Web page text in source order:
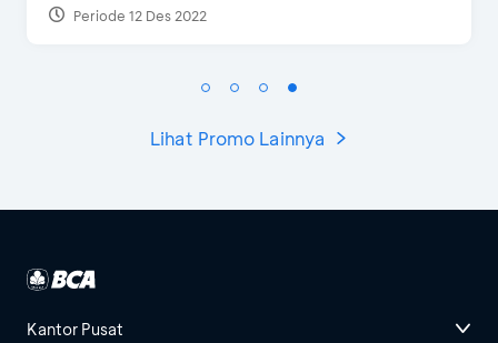
Lihat Promo Lainnya
Kantor Pusat